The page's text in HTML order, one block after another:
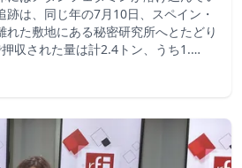
跡は、同じ年の7月10日、スペイン・
れた敷地にある秘密研究所へとたどり
収された量は計2.4トン、うち1.…